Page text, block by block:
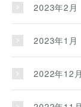
2023年2月
2023年1月
2022年12月